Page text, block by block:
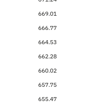
669.01
666.77
664.53
662.28
660.02
657.75
655.47